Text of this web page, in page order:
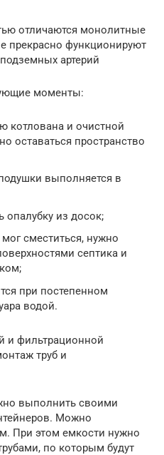
отличаются монолитные
прекрасно функционируют
артерий
моменты:
котлована и очистной
оставаться пространство
выполняется в
опалубку из досок;
сместиться, нужно
септика и
при постепенном
водой.
и фильтрационной
труб и
выполнить своими
Можно
При этом емкости нужно
по которым будут